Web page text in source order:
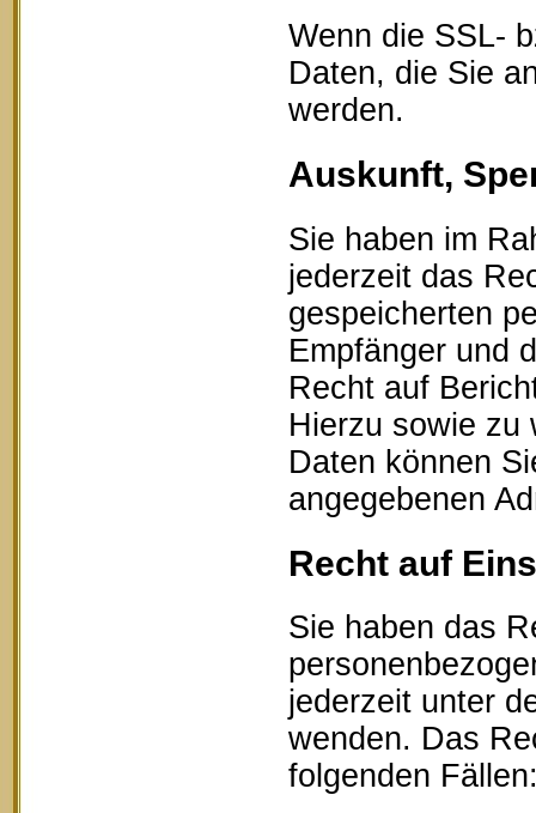
Wenn die SSL-
Daten, die Sie
werden.
Auskunft,
Sie haben im
jederzeit das
gespeicherten
Empfänger und
Recht auf
Hierzu sowie zu
Daten können
angegebenen
Recht auf
Sie haben das
jederzeit unter
wenden. Das
folgenden